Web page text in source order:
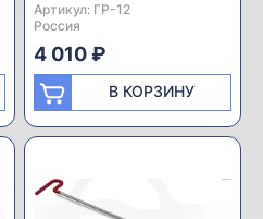
Артикул: ГР-12
Производитель:
Россия
4 010 ₽
В КОРЗИНУ